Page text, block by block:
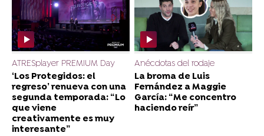
ATRESplayer PREMIUM Day
‘Los Protegidos: el
regreso’ renueva con una
segunda temporada: “Lo
que viene
creativamente es muy
interesante”
Anécdotas del rodaje
La broma de Luis
Fernández a Maggie
García: “Me concentro
haciendo reír”